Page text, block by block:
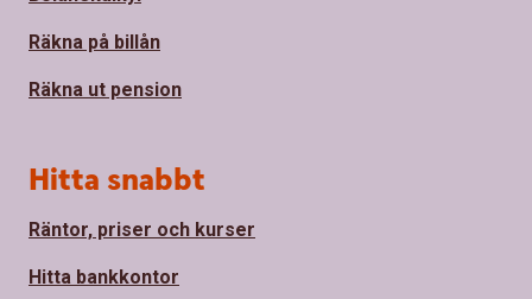
Räkna på billån
Räkna ut pension
Hitta snabbt
Räntor, priser och kurser
Hitta bankkontor